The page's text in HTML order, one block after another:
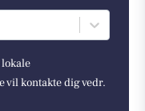
vil kontakte dig vedr.